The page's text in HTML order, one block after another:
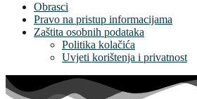
Obrasci
Pravo na pristup informacijama
Zaštita osobnih podataka
Politika kolačića
Uvjeti korištenja i privatnost